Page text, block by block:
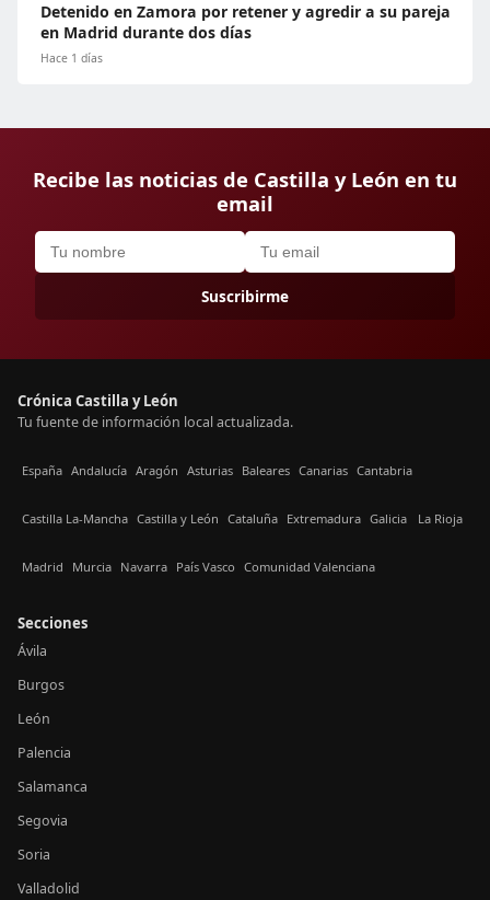
Detenido en Zamora por retener y agredir a su pareja
en Madrid durante dos días
Hace 1 días
Recibe las noticias de Castilla y León en tu
email
Suscribirme
Crónica Castilla y León
Tu fuente de información local actualizada.
España Andalucía Aragón Asturias Baleares Canarias Cantabria
Castilla La-Mancha Castilla y León Cataluña Extremadura Galicia La Rioja
Madrid Murcia Navarra País Vasco Comunidad Valenciana
Secciones
Ávila
Burgos
León
Palencia
Salamanca
Segovia
Soria
Valladolid